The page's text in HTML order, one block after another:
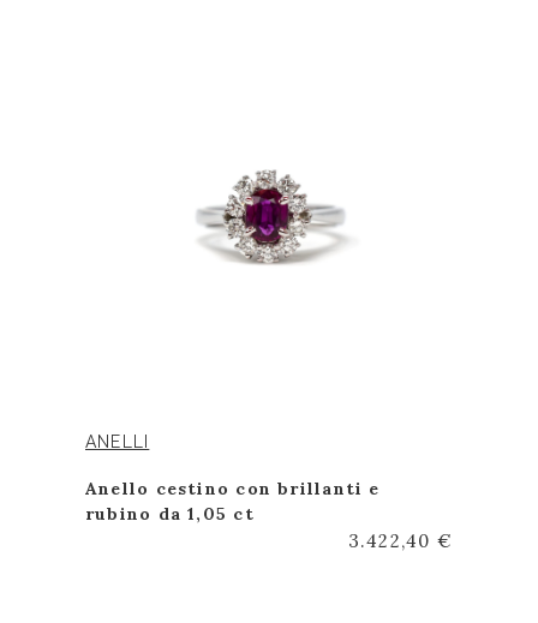
ANELLI
Anello cestino con brillanti e
rubino da 1,05 ct
3.422,40 €